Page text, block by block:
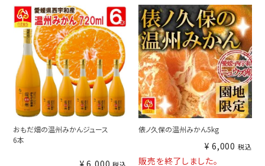
おもだ畑の温州みかんジュース
6本
¥ 6,000 税込
俵ノ久保の温州みかん5kg
¥ 6,000 税込
販売を終了しました。